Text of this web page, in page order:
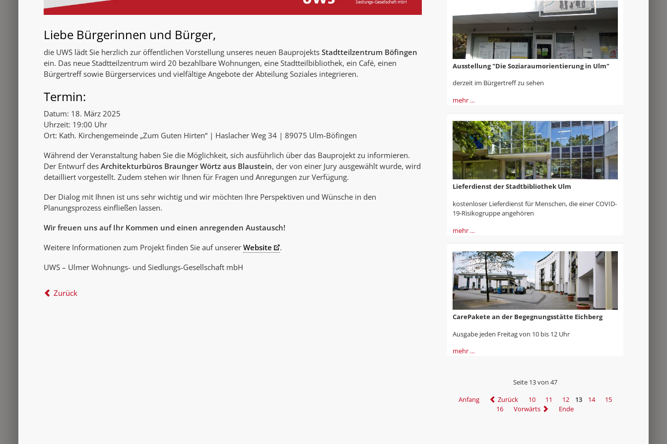
Liebe Bürgerinnen und Bürger,
die UWS lädt Sie herzlich zur öffentlichen Vorstellung unseres neuen Bauprojekts Stadtteilzentrum Böfingen
ein. Das neue Stadtteilzentrum wird 20 bezahlbare Wohnungen, eine Stadtteilbibliothek, ein Café, einen
Bürgertreff sowie Bürgerservices und vielfältige Angebote der Abteilung Soziales integrieren.
Termin:
Datum: 18. März 2025
Uhrzeit: 19:00 Uhr
Ort: Kath. Kirchengemeinde „Zum Guten Hirten“ | Haslacher Weg 34 | 89075 Ulm-Böfingen
Während der Veranstaltung haben Sie die Möglichkeit, sich ausführlich über das Bauprojekt zu informieren.
Der Entwurf des Architekturbüros Braunger Wörtz aus Blaustein, der von einer Jury ausgewählt wurde, wird
detailliert vorgestellt. Zudem stehen wir Ihnen für Fragen und Anregungen zur Verfügung.
Der Dialog mit Ihnen ist uns sehr wichtig und wir möchten Ihre Perspektiven und Wünsche in den
Planungsprozess einfließen lassen.
Wir freuen uns auf Ihr Kommen und einen anregenden Austausch!
Weitere Informationen zum Projekt finden Sie auf unserer Website
.
UWS – Ulmer Wohnungs- und Siedlungs-Gesellschaft mbH
Zurück
Ausstellung "Die Soziaraumorientierung in Ulm"
derzeit im Bürgertreff zu sehen
mehr …
Lieferdienst der Stadtbibliothek Ulm
kostenloser Lieferdienst für Menschen, die einer COVID-
19-Risikogruppe angehören
mehr …
CarePakete an der Begegnungsstätte Eichberg
Ausgabe jeden Freitag von 10 bis 12 Uhr
mehr …
Seite 13 von 47
Anfang
Zurück 10 11 12 13 14
15
16
Vorwärts Ende